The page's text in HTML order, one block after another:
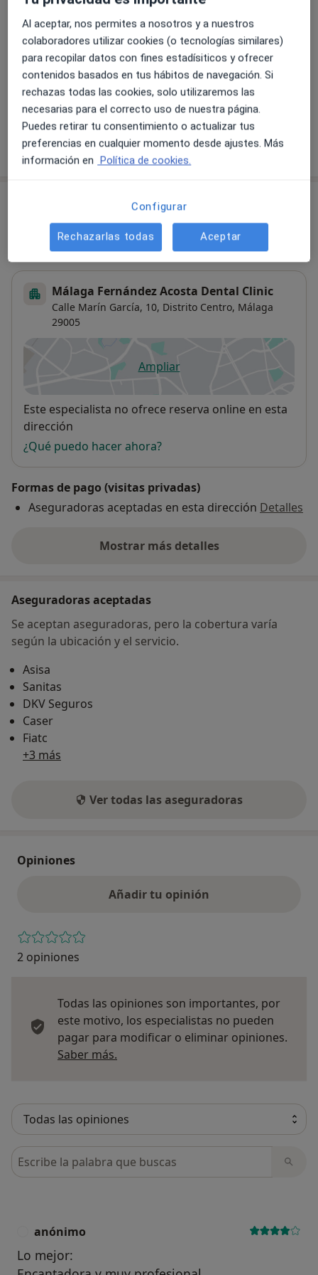
Primera visita Odontología
Detalles
Blanqueamiento dental
Detalles
¿Cómo funcionan los precios?
Dirección 1 Dirección 2 Dirección 3
Málaga Fernández Acosta Dental Clinic
Calle Marín García, 10, Distrito Centro, Málaga
29005
Ampliarse abre en una nueva
Disponibilidad
Este especialista no ofrece reserva online en esta
dirección
¿Qué puedo hacer ahora?
Formas de pago (visitas privadas)
Aseguradoras aceptadas en esta dirección Detalles
Mostrar más detalles
sobre la dirección
Aseguradoras aceptadas
Se aceptan aseguradoras, pero la cobertura varía
según la ubicación y el servicio.
Asisa
Sanitas
DKV Seguros
Caser
Fiatc
+3 más
Ver todas las aseguradoras
Opiniones
Añadir tu opinión
2 opiniones
Todas las opiniones son importantes, por
este motivo, los especialistas no pueden
pagar para modificar o eliminar opiniones.
Saber más.
Busca en opiniones
anónimo
Lo mejor:
Al aceptar, nos permites a nosotros y a nuestros
colaboradores utilizar cookies (o tecnologías similares)
para recopilar datos con fines estadísiticos y ofrecer
contenidos basados en tus hábitos de navegación. Si
rechazas todas las cookies, solo utilizaremos las
necesarias para el correcto uso de nuestra página.
Puedes retirar tu consentimiento o actualizar tus
preferencias en cualquier momento desde ajustes. Más
información en Política de cookies.
Configurar
Rechazarlas todas Aceptar